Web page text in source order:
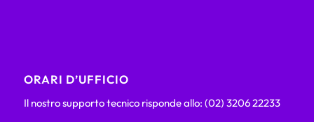
ORARI D’UFFICIO
Il nostro supporto tecnico risponde allo: (02) 3206 22233